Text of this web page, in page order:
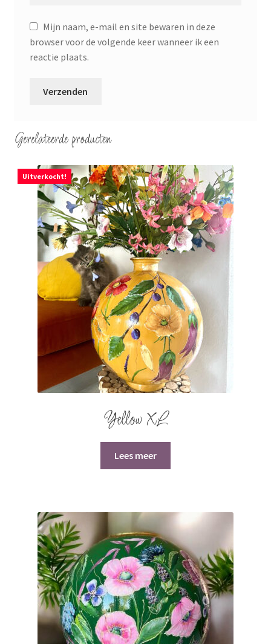
Mijn naam, e-mail en site bewaren in deze
browser voor de volgende keer wanneer ik een
reactie plaats.
Gerelateerde producten
Uitverkocht!
Yellow XL
Lees meer